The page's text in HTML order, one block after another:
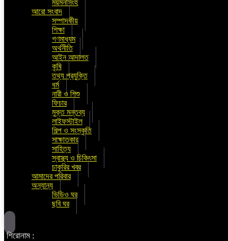
ময়মনসিংহ
আরো সংবাদ
সম্পাদকীয়
শিক্ষা
গণমাধ্যম
অর্থনীতি
আইন আদালত
কৃষি
তথ্য প্রযুক্তি
ধর্ম
নারী ও শিশু
ফিচার
মুক্ত মন্তব্য
লাইফস্টাইল
শিল্প ও সংস্কৃতি
সাক্ষাতকার
সাহিত্য
স্বাস্থ্য ও চিকিৎসা
চাকুরির খবর
আমাদের পরিবার
অন্যান্য
ভিডিও ঘর
ছবি ঘর
শিরোনাম :